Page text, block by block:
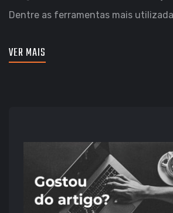
Dentre as ferramentas mais
VER MAIS